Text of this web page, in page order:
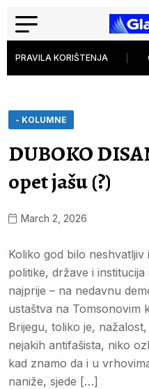
PRAVILA KORIŠTENJA
- KOLUMNE
DUBOKO
opet jašu (?)
March 2, 2026
Koliko god bilo
politike, države i
najprije – na nedavnu
ustaštva na Tomsonovim
Brijegu, toliko je,
nejakih antifašista, niko
kad znamo da i u
naniže, sjede […]